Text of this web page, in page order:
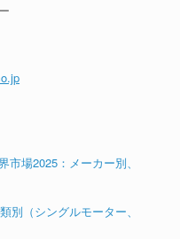
場2025：メーカー別、
別（シングルモーター、